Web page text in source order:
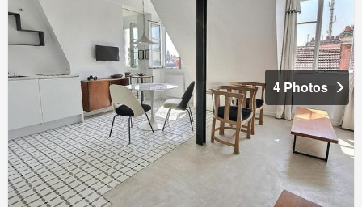
4 Photos